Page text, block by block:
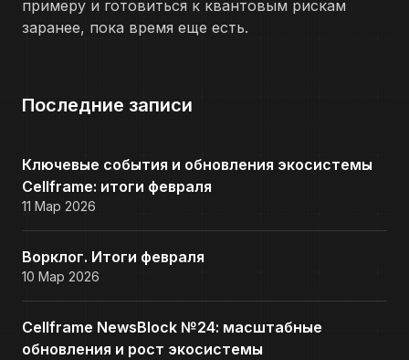
примеру и готовиться к квантовым рискам
заранее, пока время еще есть.
Последние записи
Ключевые события и обновления экосистемы
Cellframe: итоги февраля
11 Мар 2026
Ворклог. Итоги февраля
10 Мар 2026
Cellframe NewsBlock №24: масштабные
обновления и рост экосистемы